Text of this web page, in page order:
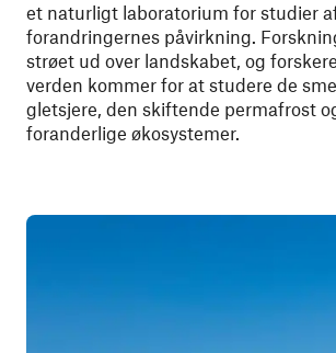
et naturligt laboratorium for studier
forandringernes påvirkning.
strøet ud over landskabet, og
verden kommer for at studere de
gletsjere, den skiftende permafrost
foranderlige økosystemer.